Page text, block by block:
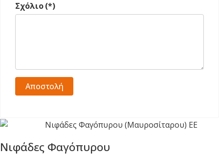
Σχόλιο(*)
Αποστολή
Νιφάδες Φαγόπυρου